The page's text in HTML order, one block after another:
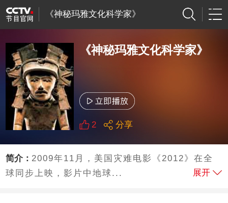
《神秘玛雅文化科学家》
《神秘玛雅文化科学家》
2 分享
简介： 2009年11月，美国灾难电影《2012》在全
球同步上映，影片中地球...
展开